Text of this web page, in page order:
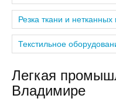
Резка ткани и
Текстильное
Легкая
Владимире